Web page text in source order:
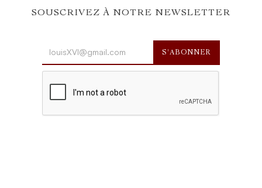
SOUSCRIVEZ À NOTRE NEWSLETTER